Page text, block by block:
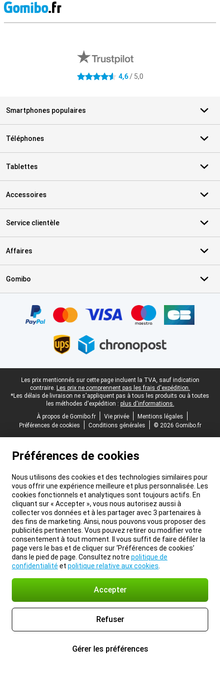
4.6 étoiles 4,6/ 5,0
Smartphones populaires
Téléphones
Tablettes
Accessoires
Service clientèle
Affaires
Gomibo
Pied-de-page légal
Les prix mentionnés sur cette page incluent la TVA, sauf indication
contraire. Les prix ne comprennent pas les frais d'expédition.
*Les délais de livraison ne s'appliquent pas à tous les produits ou à toutes
les méthodes d'expédition : plus d'informations.
À propos de Gomibo.fr
Vie privée
Mentions légales
Préférences de cookies
Conditions générales © 2026 Gomibo.fr
Préférences de cookies
Nous utilisons des cookies et des technologies similaires pour
vous offrir une expérience meilleure et plus personnalisée. Les
cookies fonctionnels et analytiques sont toujours actifs. En
cliquant sur « Accepter », vous nous autorisez aussi à
collecter vos données et à les partager avec 3 partenaires à
des fins de marketing. Ainsi, nous pouvons vous proposer des
publicités pertinentes. Vous pouvez retirer ou modifier votre
consentement à tout moment. Il vous suffit de faire défiler la
page vers le bas et de cliquer sur ‘Préférences de cookies’
dans le pied de page. Consultez notre politique de
confidentialité et politique relative aux cookies
Accepter
Refuser
Gérer les préférences